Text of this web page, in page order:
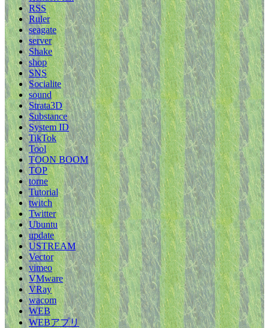
RSS
Ruler
seagate
server
Shake
shop
SNS
Socialite
sound
Strata3D
Substance
System ID
TikTok
Tool
TOON BOOM
TOP
torne
Tutorial
twitch
Twitter
Ubuntu
update
USTREAM
Vector
vimeo
VMware
VRay
wacom
WEB
WEBアプリ